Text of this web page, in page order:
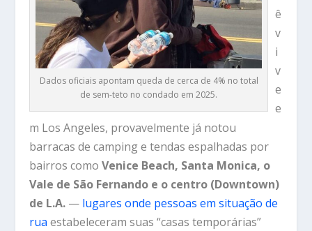
Dados oficiais apontam queda de cerca de 4% no total
de sem-teto no condado em 2025.
ê
v
i
v
e
e
m Los Angeles, provavelmente já notou
barracas de camping e tendas espalhadas por
bairros comoVenice Beach, Santa Monica, o
Vale de São Fernando e o centro (Downtown)
de L.A. — lugares onde pessoas em situação de
rua estabeleceram suas “casas temporárias”